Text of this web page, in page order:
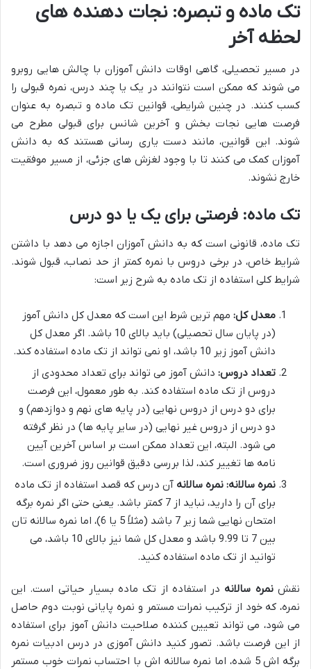
تک ماده و تبصره: نجات دهنده های
لحظه آخر
در مسیر تحصیلی، گاهی اوقات دانش آموزان با چالش هایی روبرو
می شوند که ممکن است نتوانند در یک یا چند درس، نمره قبولی را
کسب کنند. در چنین شرایطی، قوانین تک ماده و تبصره به عنوان
فرصت هایی نجات بخش و آخرین شانس برای قبولی مطرح می
شوند. این قوانین، مانند دست یاری رسانی هستند که به دانش
آموزان کمک می کنند تا با وجود لغزش های جزئی، از مسیر موفقیت
خارج نشوند.
تک ماده: فرصتی برای یک یا دو درس
تک ماده، قانونی است که به دانش آموزان اجازه می دهد با داشتن
شرایط خاص، در برخی دروس با نمره کمتر از حد نصاب، قبول شوند.
شرایط کلی استفاده از تک ماده به شرح زیر است:
معدل کل: مهم ترین شرط این است که معدل کل دانش آموز
(در پایان سال تحصیلی) باید بالای 10 باشد. اگر معدل کل
دانش آموز زیر 10 باشد، او نمی تواند از تک ماده استفاده کند.
تعداد دروس: دانش آموز می تواند برای تعداد محدودی از
دروس از تک ماده استفاده کند. به طور معمول، این فرصت
برای دو درس از دروس نهایی (در پایه های نهم و دوازدهم) و
دو درس از دروس غیر نهایی (در سایر پایه ها) در نظر گرفته
می شود. البته، این تعداد ممکن است بر اساس آخرین آیین
نامه ها تغییر کند، لذا بررسی دقیق قوانین روز ضروری است.
نمره سالانه: نمره سالانه آن درس که قصد استفاده از تک ماده
برای آن را دارید، نباید از 7 کمتر باشد. یعنی حتی اگر نمره برگه
امتحان نهایی شما زیر 7 باشد (مثلاً 5 یا 6)، اما نمره سالانه تان
بین 7 تا 9.99 باشد و معدل کل شما نیز بالای 10 باشد، می
توانید از تک ماده استفاده کنید.
نقشنمره سالانه در استفاده از تک ماده بسیار حیاتی است. این
نمره، که خود از ترکیب نمرات مستمر و نمره پایانی نوبت دوم حاصل
می شود، می تواند تعیین کننده صلاحیت دانش آموز برای استفاده
از این فرصت باشد. تصور کنید دانش آموزی در درس ادبیات نمره
برگه اش 5 شده، اما نمره سالانه اش با احتساب نمرات خوب مستمر